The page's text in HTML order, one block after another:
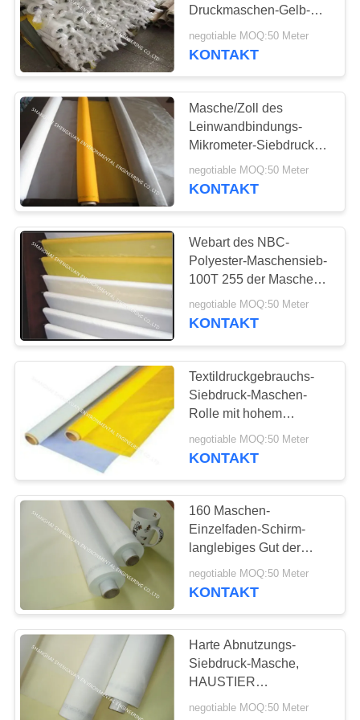
PRIVACY
POLICY
Nomex-Filtertüte
Beutelfilterwohnung
37
Mikron-
Filterschläuche
Gefalteter Filter
Druckmaschen-Gelb-
Farbe für Mode-
Siebdruck
negotiable MOQ:50 Meter
KONTAKT
Masche/Zoll des
Leinwandbindungs-
Mikrometer-Siebdruck-
Maschen-Rollen18-425
mit hoher Auflösung
negotiable MOQ:50 Meter
KONTAKT
Webart des NBC-
Polyester-Maschensieb-
100T 255 der Maschen-
43um PW mit erhöhter
Leistung
negotiable MOQ:50 Meter
KONTAKT
Textildruckgebrauchs-
Siebdruck-Maschen-
Rolle mit hohem
Abnutzungs-Widerstand
negotiable MOQ:50 Meter
KONTAKT
160 Maschen-
Einzelfaden-Schirm-
langlebiges Gut der
Mikrometer-Öffnungs-
Größen-100 für
negotiable MOQ:50 Meter
KONTAKT
Harte Abnutzungs-
Siebdruck-Masche,
HAUSTIER
Einzelfaden-Polyester-
negotiable MOQ:50 Meter